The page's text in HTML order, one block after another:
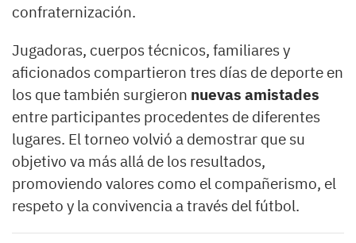
confraternización.
Jugadoras, cuerpos técnicos, familiares y
aficionados compartieron tres días de deporte en
los que también surgieron nuevas amistades
entre participantes procedentes de diferentes
lugares. El torneo volvió a demostrar que su
objetivo va más allá de los resultados,
promoviendo valores como el compañerismo, el
respeto y la convivencia a través del fútbol.